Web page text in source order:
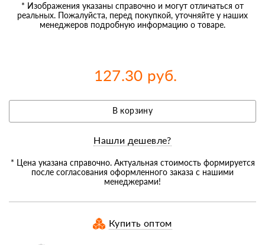
* Изображения указаны справочно и могут отличаться от
реальных. Пожалуйста, перед покупкой, уточняйте у наших
менеджеров подробную информацию о товаре.
127.30 руб.
В корзину
Нашли дешевле?
* Цена указана справочно. Актуальная стоимость формируется
после согласования оформленного заказа с нашими
менеджерами!
Купить оптом